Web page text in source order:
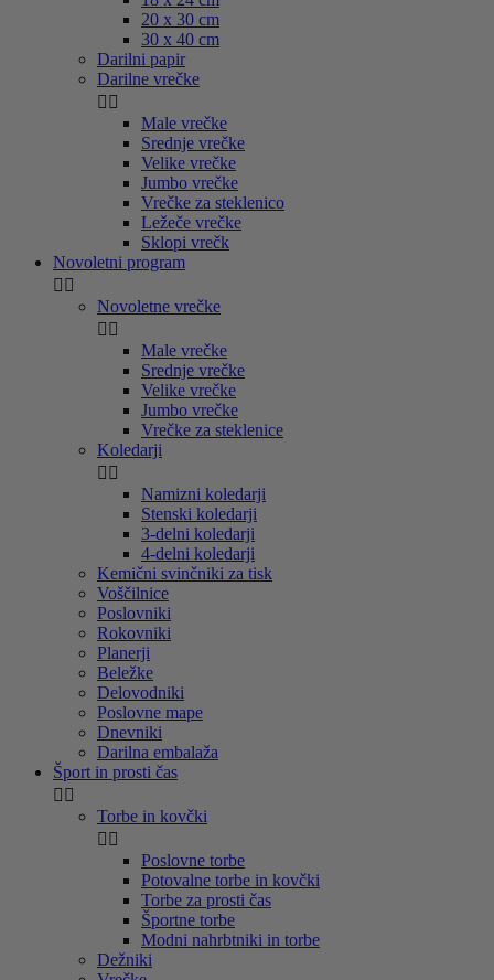
20 x 30 cm
30 x 40 cm
Darilni papir
Darilne vrečke
 
Male vrečke
Srednje vrečke
Velike vrečke
Jumbo vrečke
Vrečke za steklenico
Ležeče vrečke
Sklopi vrečk
Novoletni program
 
Novoletne vrečke
 
Male vrečke
Srednje vrečke
Velike vrečke
Jumbo vrečke
Vrečke za steklenice
Koledarji
 
Namizni koledarji
Stenski koledarji
3-delni koledarji
4-delni koledarji
Kemični svinčniki za tisk
Voščilnice
Poslovniki
Rokovniki
Planerji
Beležke
Delovodniki
Poslovne mape
Dnevniki
Darilna embalaža
Šport in prosti čas
 
Torbe in kovčki
 
Poslovne torbe
Potovalne torbe in kovčki
Torbe za prosti čas
Športne torbe
Modni nahrbtniki in torbe
Dežniki